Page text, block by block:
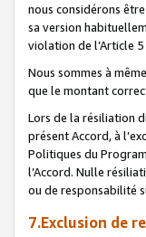
nous considérons
sa version
violation de l’Article
Nous sommes à
que le montant
Lors de la résiliation
présent Accord, à
Politiques du
l’Accord. Nulle
ou de responsabilité
7.Exclusion de